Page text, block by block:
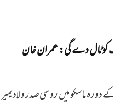
کو ٹال دے گی: عمران خان
ماسکو میں روسی صدر ولادیمیر